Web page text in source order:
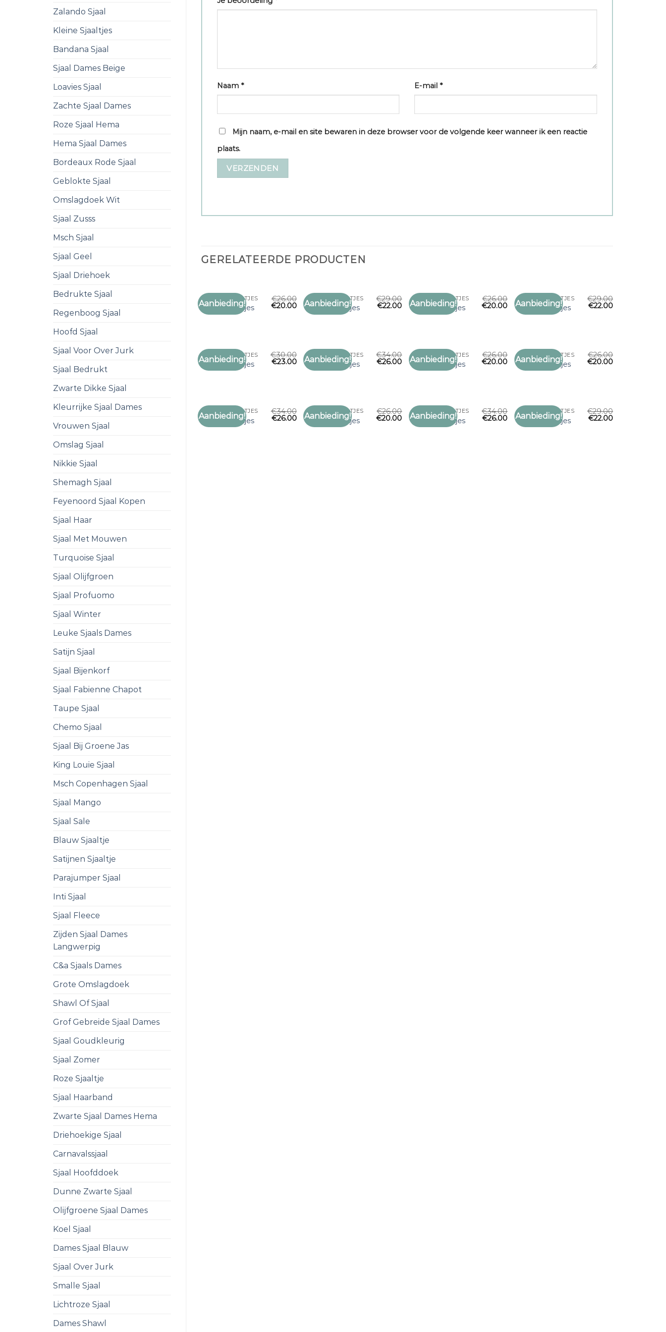
Zalando Sjaal
Kleine Sjaaltjes
Bandana Sjaal
Sjaal Dames Beige
Loavies Sjaal
Zachte Sjaal Dames
Roze Sjaal Hema
Hema Sjaal Dames
Bordeaux Rode Sjaal
Geblokte Sjaal
Omslagdoek Wit
Sjaal Zusss
Msch Sjaal
Sjaal Geel
Sjaal Driehoek
Bedrukte Sjaal
Regenboog Sjaal
Hoofd Sjaal
Sjaal Voor Over Jurk
Sjaal Bedrukt
Zwarte Dikke Sjaal
Kleurrijke Sjaal Dames
Vrouwen Sjaal
Omslag Sjaal
Nikkie Sjaal
Shemagh Sjaal
Feyenoord Sjaal Kopen
Sjaal Haar
Sjaal Met Mouwen
Turquoise Sjaal
Sjaal Olijfgroen
Sjaal Profuomo
Sjaal Winter
Leuke Sjaals Dames
Satijn Sjaal
Sjaal Bijenkorf
Sjaal Fabienne Chapot
Taupe Sjaal
Chemo Sjaal
Sjaal Bij Groene Jas
King Louie Sjaal
Msch Copenhagen Sjaal
Sjaal Mango
Sjaal Sale
Blauw Sjaaltje
Satijnen Sjaaltje
Parajumper Sjaal
Inti Sjaal
Sjaal Fleece
Zijden Sjaal Dames
Langwerpig
C&a Sjaals Dames
Grote Omslagdoek
Shawl Of Sjaal
Grof Gebreide Sjaal Dames
Sjaal Goudkleurig
Sjaal Zomer
Roze Sjaaltje
Sjaal Haarband
Zwarte Sjaal Dames Hema
Driehoekige Sjaal
Carnavalssjaal
Sjaal Hoofddoek
Dunne Zwarte Sjaal
Olijfgroene Sjaal Dames
Koel Sjaal
Dames Sjaal Blauw
Sjaal Over Jurk
Smalle Sjaal
Lichtroze Sjaal
Dames Shawl
Naam * E-mail*
Mijn naam, e-mail en site bewaren in deze browser voor de volgende keer wanneer ik een reactie
plaats.
GERELATEERDE PRODUCTEN
Aanbieding!
Toevoegen
PAARSE SJAALTJES
paarse sjaaltjes
€26.00
€20.00 Aanbieding!
Toevoegen
PAARSE SJAALTJES
paarse sjaaltjes
€29.00
€22.00 Aanbieding!
Toevoegen
PAARSE SJAALTJES
paarse sjaaltjes
€26.00
€20.00 Aanbieding!
Toevoegen
PAARSE SJAALTJES
paarse sjaaltjes
€29.00
€22.00
Aanbieding!
Toevoegen
PAARSE SJAALTJES
paarse sjaaltjes
€30.00
€23.00 Aanbieding!
Toevoegen
PAARSE SJAALTJES
paarse sjaaltjes
€34.00
€26.00 Aanbieding!
Toevoegen
PAARSE SJAALTJES
paarse sjaaltjes
€26.00
€20.00 Aanbieding!
Toevoegen
PAARSE SJAALTJES
paarse sjaaltjes
€26.00
€20.00
Aanbieding!
Toevoegen
PAARSE SJAALTJES
paarse sjaaltjes
€34.00
€26.00 Aanbieding!
Toevoegen
PAARSE SJAALTJES
paarse sjaaltjes
€26.00
€20.00 Aanbieding!
Toevoegen
PAARSE SJAALTJES
paarse sjaaltjes
€34.00
€26.00 Aanbieding!
Toevoegen
PAARSE SJAALTJES
paarse sjaaltjes
€29.00
€22.00